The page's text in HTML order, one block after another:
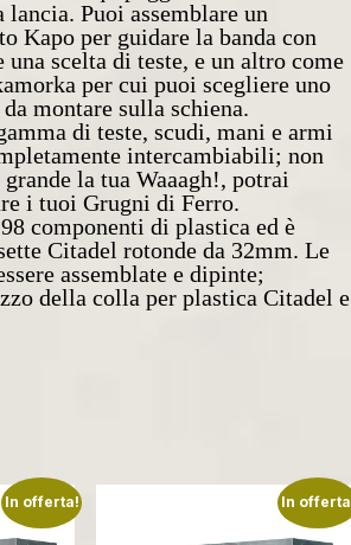
lancia. Puoi assemblare un
Kapo per guidare la banda con
una scelta di teste, e un altro come
per cui puoi scegliere uno
montare sulla schiena.
di teste, scudi, mani e armi
intercambiabili; non
la tua Waaagh!, potrai
i tuoi Grugni di Ferro.
componenti di plastica ed è
Citadel rotonde da 32mm. Le
assemblate e dipinte;
della colla per plastica Citadel e
In offerta! In